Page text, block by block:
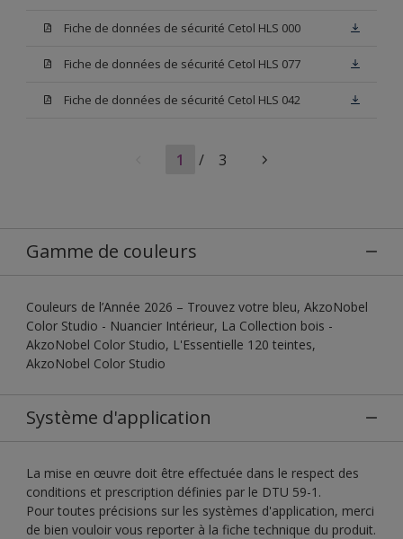
Fiche de données de sécurité Cetol HLS 000
Fiche de données de sécurité Cetol HLS 077
Fiche de données de sécurité Cetol HLS 042
1 / 3
Gamme de couleurs
Couleurs de l’Année 2026 – Trouvez votre bleu, AkzoNobel
Color Studio - Nuancier Intérieur, La Collection bois -
AkzoNobel Color Studio, L'Essentielle 120 teintes,
AkzoNobel Color Studio
Système d'application
La mise en œuvre doit être effectuée dans le respect des
conditions et prescription définies par le DTU 59-1.
Pour toutes précisions sur les systèmes d'application, merci
de bien vouloir vous reporter à la fiche technique du produit.